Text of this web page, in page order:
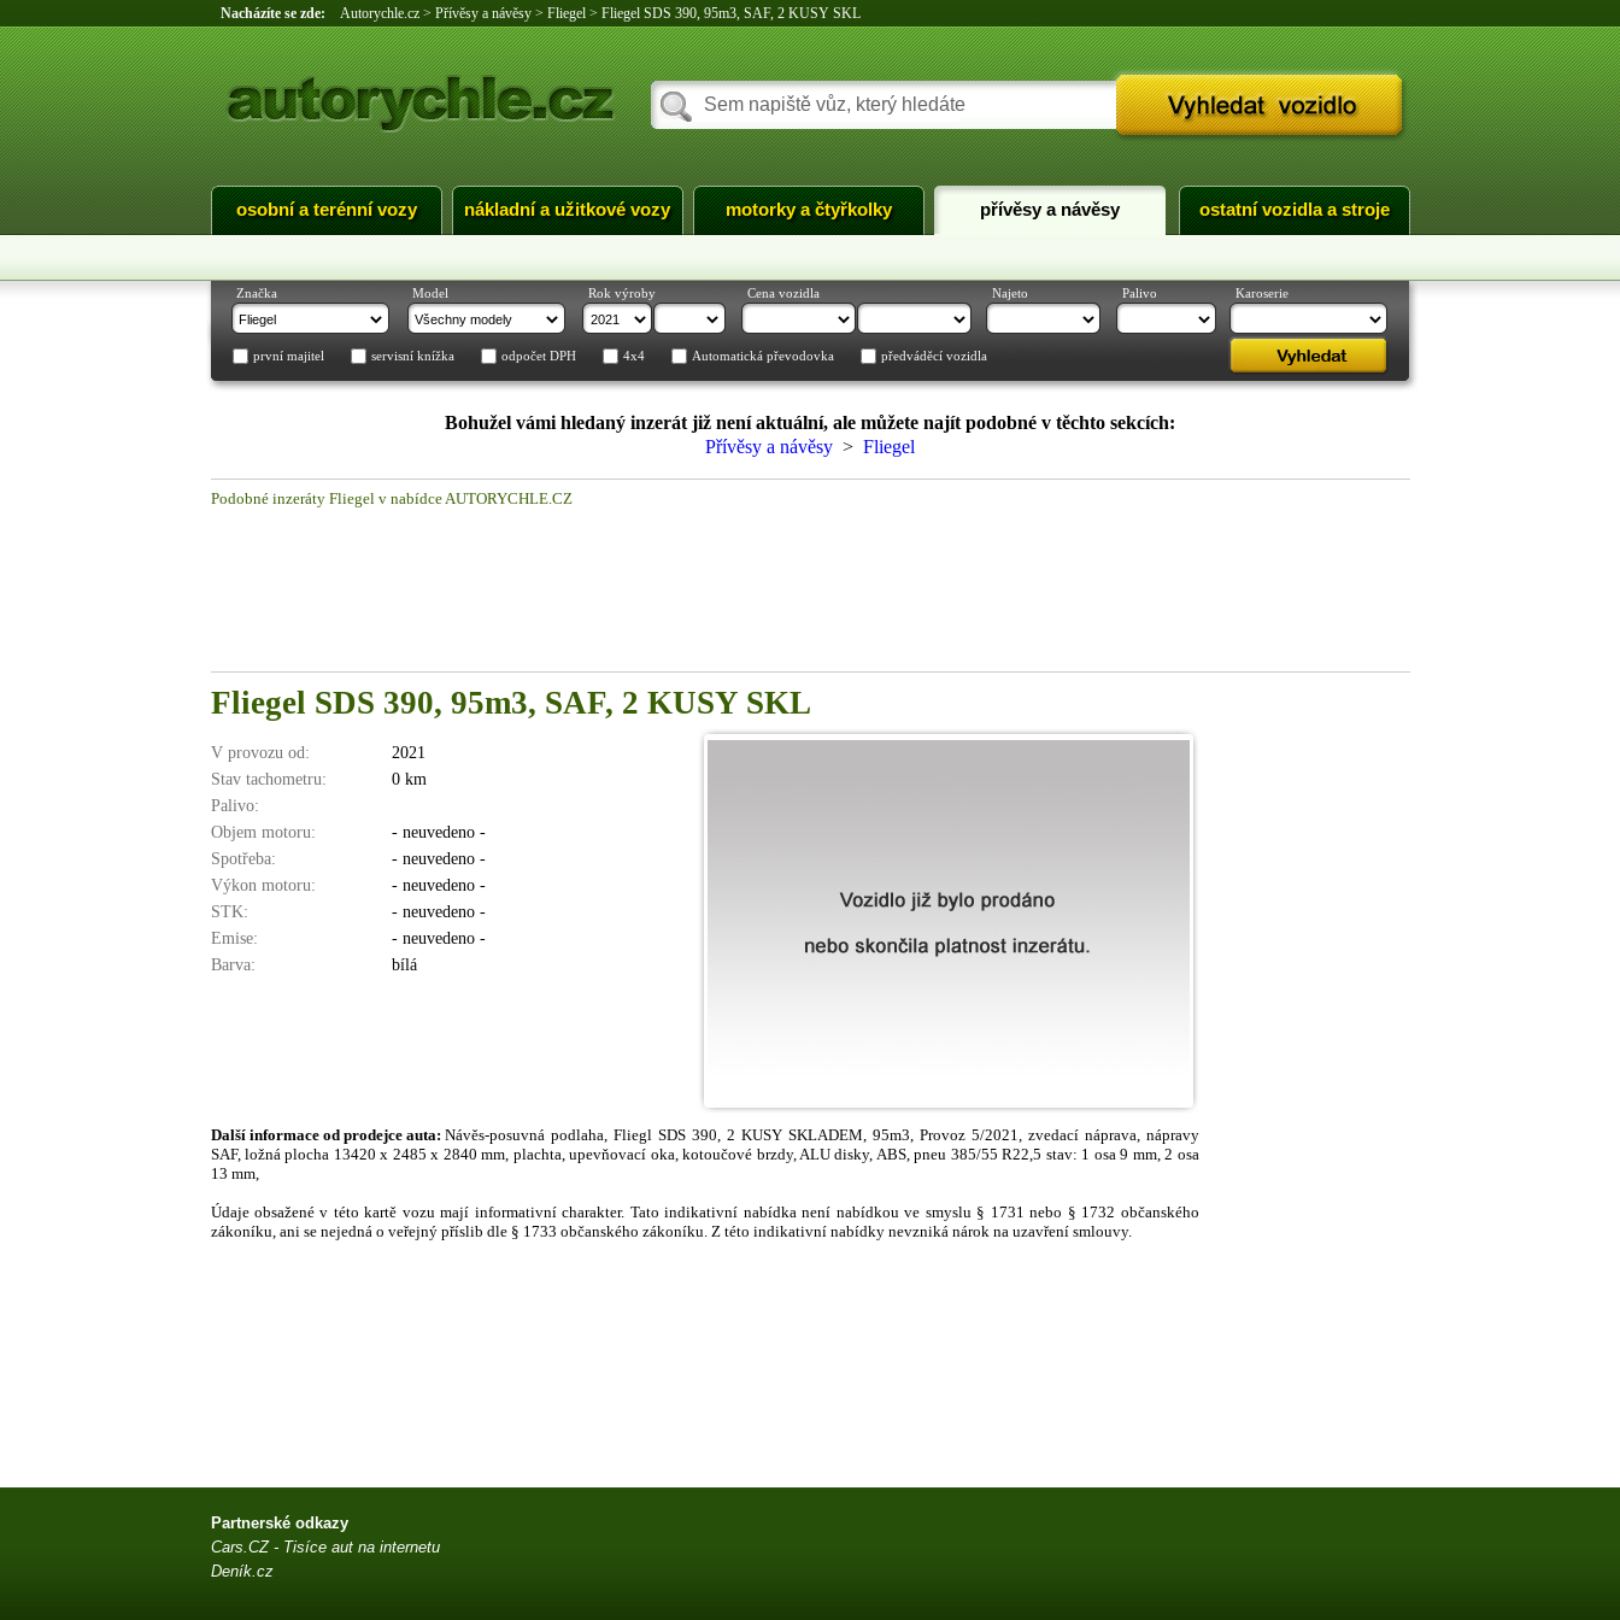
Nacházíte se zde: Autorychle.cz> Přívěsy a návěsy> Fliegel> Fliegel SDS 390, 95m3, SAF, 2 KUSY SKL
osobní a terénní vozy nákladní a užitkové vozy motorky a čtyřkolky přívěsy a návěsy ostatní vozidla a stroje
Značka Model Rok výroby Cena vozidla Najeto Palivo Karoserie
první majitel servisní knížka odpočet DPH 4x4 Automatická převodovka předváděcí vozidla
Bohužel vámi hledaný inzerát již není aktuální, ale můžete najít podobné v těchto sekcích:
Přívěsy a návěsy > Fliegel
Podobné inzeráty Fliegel v nabídce AUTORYCHLE.CZ
Fliegel SDS 390, 95m3, SAF, 2 KUSY SKL
V provozu od:
2021
Stav tachometru:
0 km
Palivo:
Objem motoru:
- neuvedeno -
Spotřeba:
- neuvedeno -
Výkon motoru:
- neuvedeno -
STK:
- neuvedeno -
Emise:
- neuvedeno -
Barva:
bílá
Další informace od prodejce auta: Návěs-posuvná podlaha, Fliegl SDS 390, 2 KUSY SKLADEM, 95m3, Provoz 5/2021, zvedací náprava, nápravy
SAF, ložná plocha 13420 x 2485 x 2840 mm, plachta, upevňovací oka, kotoučové brzdy, ALU disky, ABS, pneu 385/55 R22,5 stav: 1 osa 9 mm, 2 osa
13 mm,
Údaje obsažené v této kartě vozu mají informativní charakter. Tato indikativní nabídka není nabídkou ve smyslu § 1731 nebo § 1732 občanského
zákoníku, ani se nejedná o veřejný příslib dle § 1733 občanského zákoníku. Z této indikativní nabídky nevzniká nárok na uzavření smlouvy.
Partnerské odkazy
Cars.CZ - Tisíce aut na internetu
Deník.cz